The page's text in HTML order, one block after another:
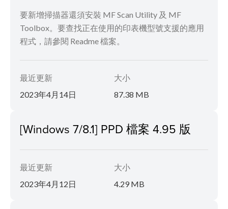
要新增掃描器還須安裝 MF Scan Utility 及 MF
Toolbox。要查找正在使用的印表機型號支援的應用
程式，請參閱 Readme 檔案。
最近更新
2023年4月14日
大小
87.38 MB
[Windows 7/8.1] PPD 檔案 4.95 版
最近更新
2023年4月12日
大小
4.29 MB